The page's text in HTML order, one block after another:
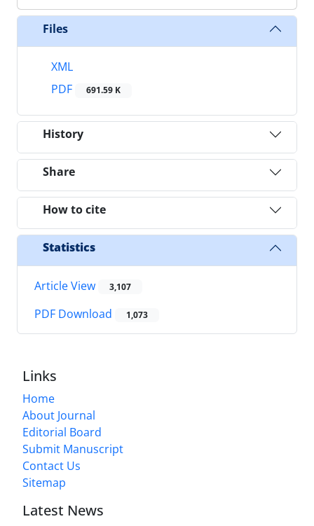
Files
XML
PDF
691.59 K
History
Share
How to cite
Statistics
Article View 3,107
PDF Download 1,073
Links
Home
About Journal
Editorial Board
Submit Manuscript
Contact Us
Sitemap
Latest News